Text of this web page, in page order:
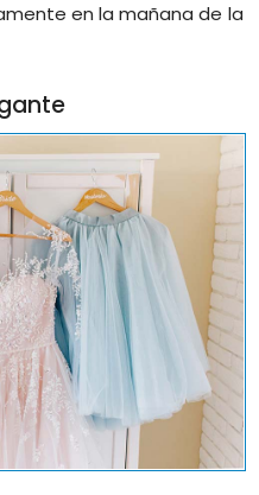
en la mañana de la